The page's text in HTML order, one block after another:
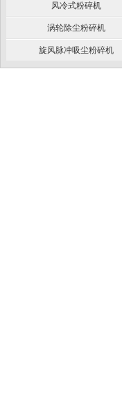
风冷式粉碎机
涡轮除尘粉碎机
旋风脉冲吸尘粉碎机